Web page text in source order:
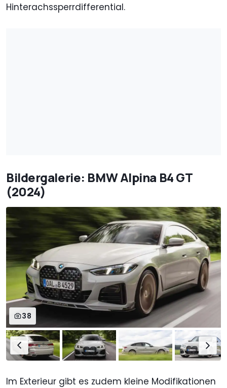
Hinterachssperrdifferential.
Bildergalerie: BMW Alpina B4 GT
(2024)
38
Im Exterieur gibt es zudem kleine Modifikationen